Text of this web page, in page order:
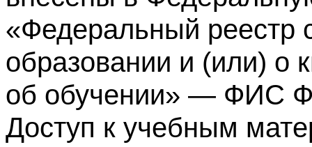
«Федеральный реестр
образовании и (или) о
об обучении» — ФИС
Доступ к учебным